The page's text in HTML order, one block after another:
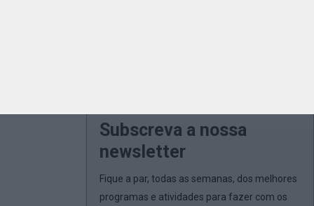
Subscreva a nossa
newsletter
Fique a par, todas as semanas, dos melhores
programas e atividades para fazer com os